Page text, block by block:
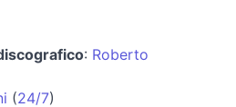
: Roberto
(24/7)